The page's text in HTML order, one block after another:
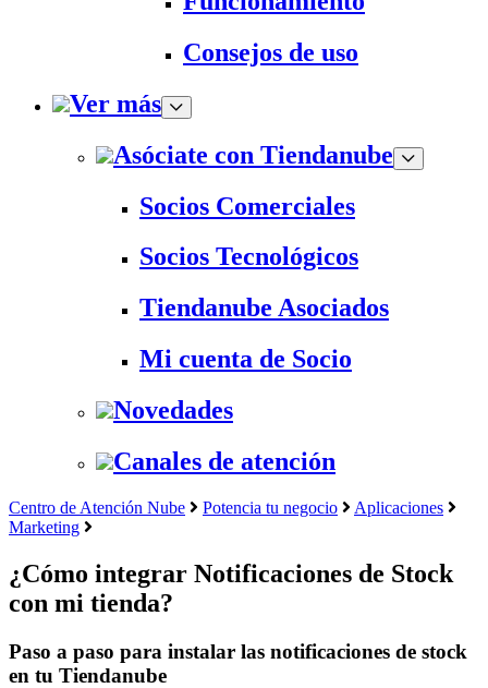
Consejos de uso
Ver más
Asóciate con Tiendanube
Socios Comerciales
Socios Tecnológicos
Tiendanube Asociados
Mi cuenta de Socio
Novedades
Canales de atención
Centro de Atención Nube Potencia tu negocio
Aplicaciones
Marketing
¿Cómo integrar Notificaciones de Stock
con mi tienda?
Paso a paso para instalar las notificaciones de stock
en tu Tiendanube